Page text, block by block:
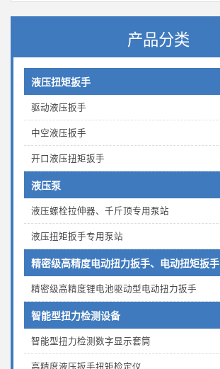
产品分类
液压扭矩扳手
驱动液压扳手
中空液压扳手
开口液压扭矩扳手
液压泵
液压螺栓拉伸器、千斤顶专用泵站
液压扭矩扳手专用泵站
精密级高精度电动扭力扳手、电动扭矩扳手
精密级高精度锂电池驱动型电动扭力扳手
智能型扭力检测设备
智能型扭力检测数字显示套筒
高精度液压扳手扭矩检定仪